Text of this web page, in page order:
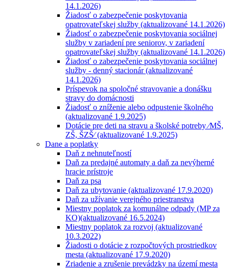
14.1.2026)
Žiadosť o zabezpečenie poskytovania
opatrovateľskej služby (aktualizované 14.1.2026)
Žiadosť o zabezpečenie poskytovania sociálnej
služby v zariadení pre seniorov, v zariadení
opatrovateľskej služby (aktualizované 14.1.2026)
Žiadosť o zabezpečenie poskytovania sociálnej
služby - denný stacionár (aktualizované
14.1.2026)
Príspevok na spoločné stravovanie a donášku
stravy do domácnosti
Žiadosť o zníženie alebo odpustenie školného
(aktualizované 1.9.2025)
Dotácie pre deti na stravu a školské potreby ⁄MŠ,
ZŠ, ŠZŠ⁄ (aktualizované 1.9.2025)
Dane a poplatky
Daň z nehnuteľností
Daň za predajné automaty a daň za nevýherné
hracie prístroje
Daň za psa
Daň za ubytovanie (aktualizované 17.9.2020)
Daň za užívanie verejného priestranstva
Miestny poplatok za komunálne odpady (MP za
KO)(aktualizované 16.5.2024)
Miestny poplatok za rozvoj (aktualizované
10.3.2022)
Žiadosti o dotácie z rozpočtových prostriedkov
mesta (aktualizované 17.9.2020)
Zriadenie a zrušenie prevádzky na území mesta